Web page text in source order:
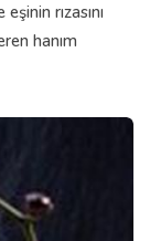
rızasını
hanım